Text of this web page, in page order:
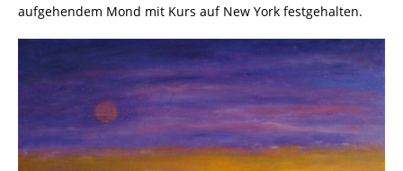
aufgehendem Mond mit Kurs auf New York festgehalten.